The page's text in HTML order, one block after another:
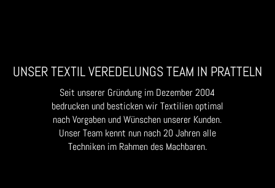
UNSER TEXTIL VEREDELUNGS TEAM IN PRATTELN
Seit unserer Gründung im Dezember 2004
bedrucken und besticken wir Textilien optimal
nach Vorgaben und Wünschen unserer Kunden.
Unser Team kennt nun nach 20 Jahren alle
Techniken im Rahmen des Machbaren.